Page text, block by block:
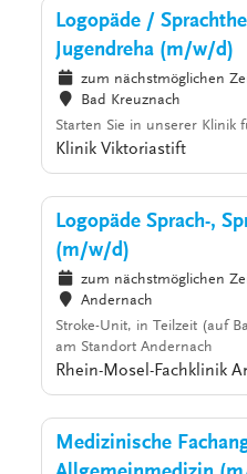
Logopäde /
Jugendreha (m/w/d)
zum nächstmöglichen
Bad Kreuznach
Starten Sie in unserer Klinik
Klinik Viktoriastift
Logopäde Sprach-,
(m/w/d)
zum nächstmöglichen
Andernach
Stroke-Unit, in Teilzeit (auf
am Standort Andernach
Rhein-Mosel-Fachklinik
Medizinische